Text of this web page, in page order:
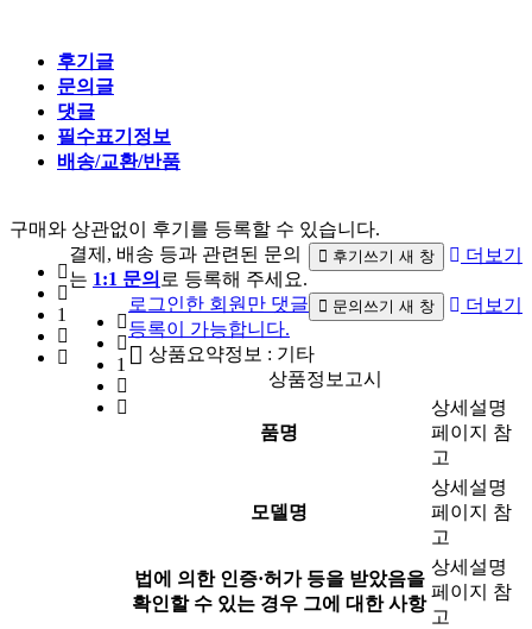
후기글
문의글
댓글
필수표기정보
배송/교환/반품
구매와 상관없이 후기를 등록할 수 있습니다.
1
후기쓰기 새 창 더보기
결제, 배송 등과 관련된 문의
는 1:1 문의 로 등록해 주세요.
1
문의쓰기 새 창 더보기
로그인한 회원만 댓글
등록이 가능합니다.
상품요약정보 : 기타
상품정보고시
품명
상세설명
페이지 참
고
모델명
상세설명
페이지 참
고
법에 의한 인증·허가 등을 받았음을
확인할 수 있는 경우 그에 대한 사항
상세설명
페이지 참
고